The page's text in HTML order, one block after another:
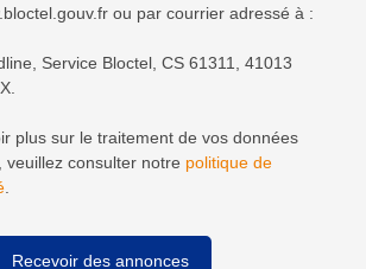
ou par courrier adressé à :
Service Bloctel, CS 61311, 41013
plus sur le traitement de vos données
veuillez consulter notre politique de
.
Recevoir des annonces